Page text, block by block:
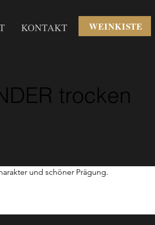
WEINKISTE
KONTAKT
trocken
und schöner Prägung.